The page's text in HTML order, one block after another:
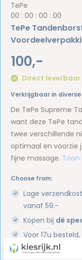
TePe
00 :00 :00 :00
TePe
100,-
Direct leverbaar
Verkrijgbaar in
De TePe Supreme
want deze TePe
twee verschillende
optimaal en voorzie
fijne massage.
Choose from:
Lage
vanaf 59.-
Kopen bij dé
Voor 17u besteld,
1 miljoen+